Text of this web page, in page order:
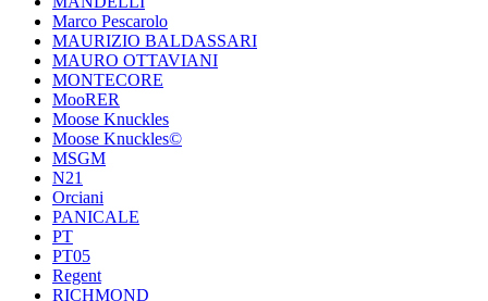
Marco Pescarolo
MAURIZIO BALDASSARI
MAURO OTTAVIANI
MONTECORE
MooRER
Moose Knuckles
Moose Knuckles©️
MSGM
N21
Orciani
PANICALE
PT
PT05
Regent
RICHMOND